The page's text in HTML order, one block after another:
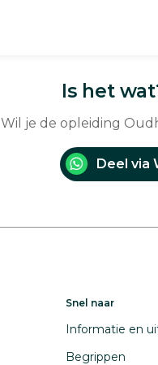
Is het
Wil je de opleiding
Deel via
Snel naar
Informatie en
Begrippen